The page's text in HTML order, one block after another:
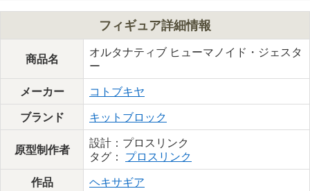
フィギュア詳細情報
商品名
オルタナティブ ヒューマノイド・ジェスタ
ー
メーカー
コトブキヤ
ブランド
キットブロック
原型制作者
設計：プロスリンク
タグ： プロスリンク
作品
ヘキサギア